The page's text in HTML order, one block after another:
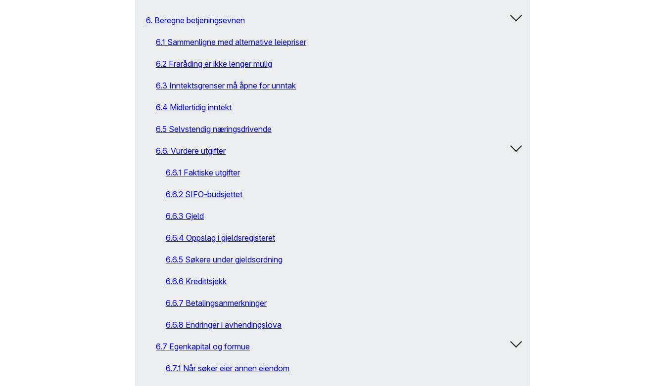
6. Beregne betjeningsevnen
6.1 Sammenligne med alternative leiepriser
6.2 Fraråding er ikke lenger mulig
6.3 Inntektsgrenser må åpne for unntak
6.4 Midlertidig inntekt
6.5 Selvstendig næringsdrivende
6.6. Vurdere utgifter
6.6.1 Faktiske utgifter
6.6.2 SIFO-budsjettet
6.6.3 Gjeld
6.6.4 Oppslag i gjeldsregisteret
6.6.5 Søkere under gjeldsordning
6.6.6 Kredittsjekk
6.6.7 Betalingsanmerkninger
6.6.8 Endringer i avhendingslova
6.7 Egenkapital og formue
6.7.1 Når søker eier annen eiendom